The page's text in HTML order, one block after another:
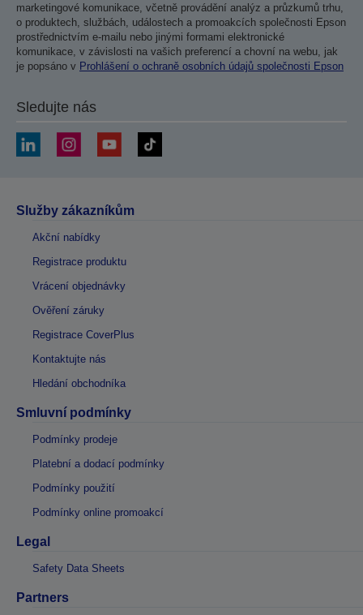
marketingové komunikace, včetně provádění analýz a průzkumů trhu,
o produktech, službách, událostech a promoakcích společnosti Epson
prostřednictvím e-mailu nebo jinými formami elektronické
komunikace, v závislosti na vašich preferencí a chovní na webu, jak
je popsáno v Prohlášení o ochraně osobních údajů společnosti Epson
Sledujte nás
Služby zákazníkům
Akční nabídky
Registrace produktu
Vrácení objednávky
Ověření záruky
Registrace CoverPlus
Kontaktujte nás
Hledání obchodníka
Smluvní podmínky
Podmínky prodeje
Platební a dodací podmínky
Podmínky použití
Podmínky online promoakcí
Legal
Safety Data Sheets
Partners